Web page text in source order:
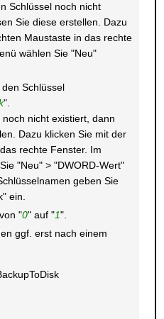
Schlüssel noch nicht
Sie diese erstellen. Dazu
Maustaste in das rechte
wählen Sie "Neu"
Schlüssel
".
nicht existiert, dann
Dazu klicken Sie mit der
rechte Fenster. Im
"Neu" > "DWORD-Wert"
geben Sie
ein.
"0" auf "1".
ggf. erst nach einem